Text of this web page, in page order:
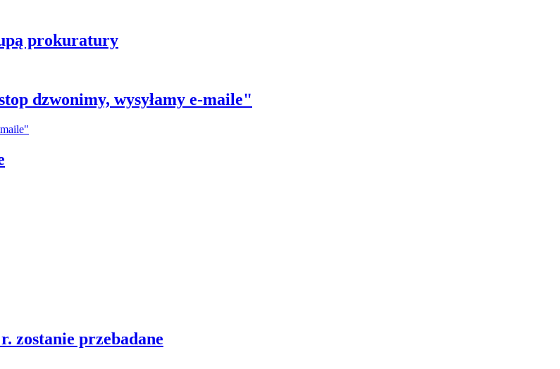
prokuratury
dzwonimy, wysyłamy e-maile"
zostanie przebadane